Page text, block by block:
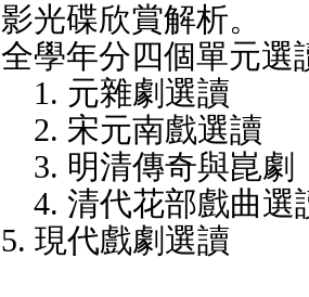
影光碟欣賞解析。
全學年分四個單元選
1. 元雜劇選讀
2. 宋元南戲選讀
3. 明清傳奇與崑劇
4. 清代花部戲曲選
5. 現代戲劇選讀